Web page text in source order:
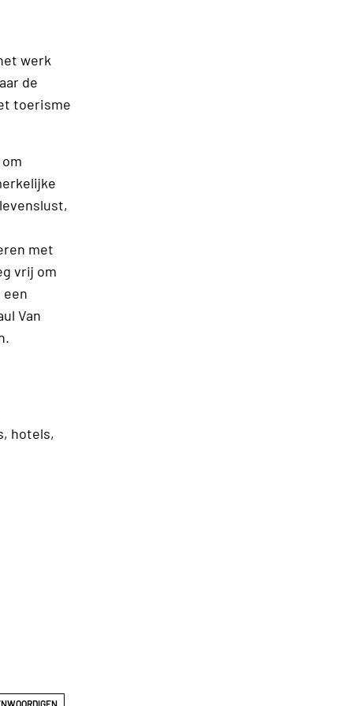
werk
de
toerisme
met
vrij om
een
Van
hotels,